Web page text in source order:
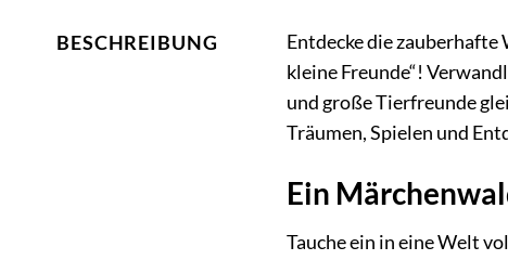
BESCHREIBUNG Entdecke die
kleine Freunde“!
und große Tierfreunde
Träumen, Spielen und
Ein
Tauche ein in eine Welt